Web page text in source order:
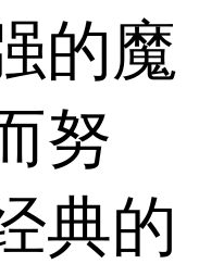
的魔
努
典的